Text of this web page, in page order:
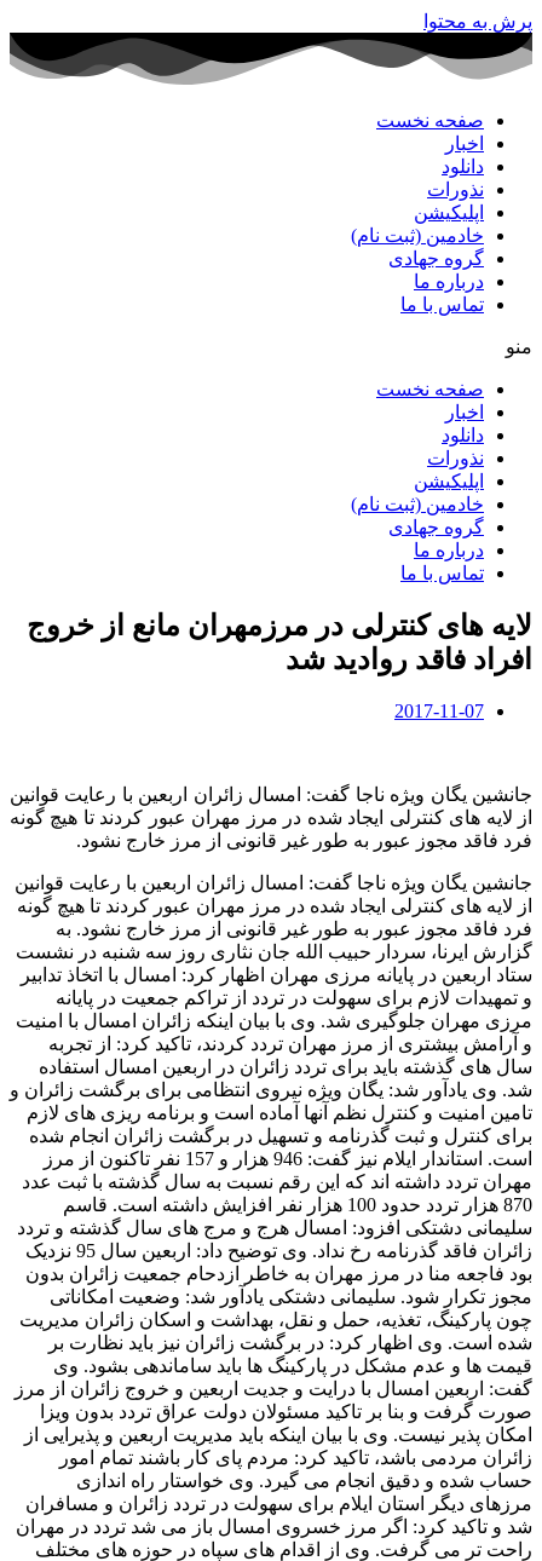
پرش به محتوا
صفحه نخست
اخبار
دانلود
نذورات
اپلیکیشن
خادمین (ثبت نام)
گروه جهادی
درباره ما
تماس با ما
منو
صفحه نخست
اخبار
دانلود
نذورات
اپلیکیشن
خادمین (ثبت نام)
گروه جهادی
درباره ما
تماس با ما
لایه های کنترلی در مرزمهران مانع از خروج
افراد فاقد روادید شد
2017-11-07
جانشین یگان ویژه ناجا گفت: امسال زائران اربعین با رعایت قوانین
از لایه های کنترلی ایجاد شده در مرز مهران عبور کردند تا هیچ گونه
فرد فاقد مجوز عبور به طور غیر قانونی از مرز خارج نشود.
جانشین یگان ویژه ناجا گفت: امسال زائران اربعین با رعایت قوانین
از لایه های کنترلی ایجاد شده در مرز مهران عبور کردند تا هیچ گونه
فرد فاقد مجوز عبور به طور غیر قانونی از مرز خارج نشود. به
گزارش ایرنا، سردار حبیب الله جان نثاری روز سه شنبه در نشست
ستاد اربعین در پایانه مرزی مهران اظهار کرد: امسال با اتخاذ تدابیر
و تمهیدات لازم برای سهولت در تردد از تراکم‌ جمعیت در پایانه
مرزی مهران جلوگیری شد. وی با بیان اینکه زائران امسال با امنیت
و آرامش بیشتری از مرز مهران تردد کردند، تاکید کرد: از تجربه
سال های گذشته باید برای تردد زائران در اربعین امسال استفاده
شد. وی یادآور شد: یگان ویژه نیروی انتظامی برای برگشت زائران و
تامین امنیت و کنترل نظم آنها آماده است و برنامه ریزی های لازم
برای کنترل و ثبت گذرنامه و تسهیل در برگشت زائران انجام شده
است. استاندار ایلام نیز گفت: 946 هزار و 157 نفر تاکنون از مرز
مهران تردد داشته اند که این رقم نسبت به سال گذشته با ثبت عدد
870 هزار تردد حدود 100 هزار نفر افزایش داشته است. قاسم
سلیمانی دشتکی افزود: امسال هرج و مرج های سال گذشته و تردد
زائران فاقد گذرنامه رخ نداد. وی توضیح داد: اربعین سال 95 نزدیک
بود فاجعه منا در مرز مهران به خاطر ازدحام جمعیت زائران بدون
مجوز تکرار شود. سلیمانی دشتکی یادآور شد: وضعیت امکاناتی
چون پارکینگ، تغذیه، حمل و نقل، بهداشت و اسکان زائران مدیریت
شده است. وی اظهار کرد: در برگشت زائران نیز باید نظارت بر
قیمت ها و عدم مشکل در پارکینگ ها باید ساماندهی بشود. وی
گفت: اربعین امسال با درایت و جدیت اربعین و خروج زائران از مرز
صورت گرفت و بنا بر تاکید مسئولان دولت عراق تردد بدون ویزا
امکان پذیر نیست. وی با بیان اینکه باید مدیریت اربعین و پذیرایی از
زائران مردمی باشد، تاکید کرد: مردم پای کار باشند تمام امور
حساب شده و دقیق انجام می گیرد. وی خواستار راه اندازی
مرزهای دیگر استان ایلام برای سهولت در تردد زائران و مسافران
شد و تاکید کرد: اگر مرز خسروی امسال باز می شد تردد در مهران
راحت تر می گرفت. وی از اقدام های سپاه در حوزه های مختلف